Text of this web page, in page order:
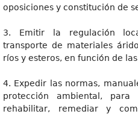
oposiciones y constitución de
3. Emitir la regulación
transporte de materiales
ríos y esteros, en función de
4. Expedir las normas,
protección ambiental, para
rehabilitar, remediar y